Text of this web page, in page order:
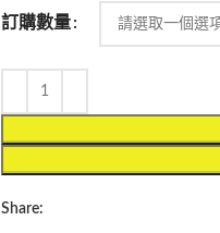
訂購數量
Share: